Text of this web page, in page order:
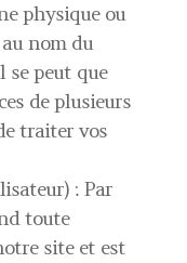
physique ou
nom du
se peut que
de plusieurs
traiter vos
: Par
toute
site et est